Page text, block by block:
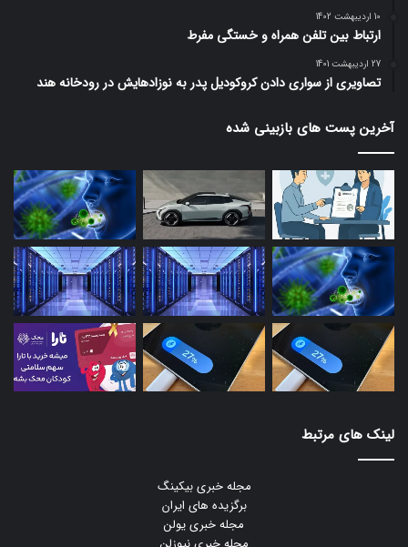
10 اردیبهشت 1402
ارتباط بین تلفن همراه و خستگی مفرط
27 اردیبهشت 1401
تصاویری از سواری دادن کروکودیل پدر به نوزادهایش در رودخانه هند
آخرین پست های بازبینی شده
لینک های مرتبط
مجله خبری بیکینگ
برگزیده های ایران
مجله خبری یولن